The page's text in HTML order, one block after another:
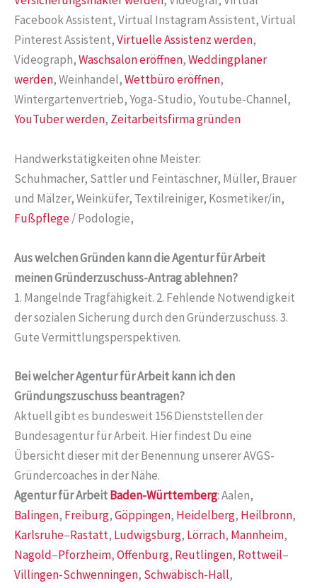
Facebook Assistent, Virtual Instagram Assistent, Virtual
Pinterest Assistent,Virtuelle Assistenz werden,
Videograph,Waschsalon eröffnen,Weddingplaner
werden, Weinhandel,Wettbüro eröffnen,
Wintergartenvertrieb, Yoga-Studio, Youtube-Channel,
YouTuber werden, Zeitarbeitsfirma gründen
Handwerkstätigkeiten ohne Meister:
Schuhmacher, Sattler und Feintäschner, Müller, Brauer
und Mälzer, Weinküfer, Textilreiniger, Kosmetiker/in,
Fußpflege/ Podologie,
Aus welchen Gründen kann die Agentur für Arbeit
meinen Gründerzuschuss-Antrag ablehnen?
1. Mangelnde Tragfähigkeit. 2. Fehlende Notwendigkeit
der sozialen Sicherung durch den Gründerzuschuss. 3.
Gute Vermittlungsperspektiven.
Bei welcher Agentur für Arbeit kann ich den
Gründungszuschuss beantragen?
Aktuell gibt es bundesweit 156 Dienststellen der
Bundesagentur für Arbeit. Hier findest Du eine
Übersicht dieser mit der Benennung unserer AVGS-
Gründercoaches in der Nähe.
Agentur für ArbeitBaden-Württemberg: Aalen,
Balingen, Freiburg,Göppingen, Heidelberg, Heilbronn,
Karlsruhe–Rastatt, Ludwigsburg, Lörrach, Mannheim,
Nagold–Pforzheim,Offenburg, Reutlingen, Rottweil–
Villingen-Schwenningen, Schwäbisch-Hall,